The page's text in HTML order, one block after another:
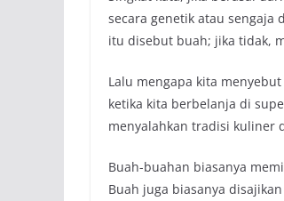
secara genetik atau
itu disebut buah; jika tidak,
Lalu mengapa kita
ketika kita berbelanja di
menyalahkan tradisi kuliner
Buah-buahan biasanya
Buah juga biasanya